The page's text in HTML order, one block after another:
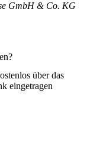
GmbH & Co. KG
über das
eingetragen